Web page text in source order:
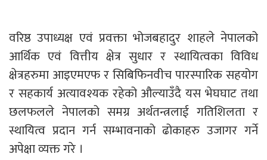
वरिष्ठ उपाध्यक्ष एवं प्रवक्ता भोजबहादुर शाहले नेपालको
आर्थिक एवं वित्तीय क्षेत्र सुधार र स्थायित्वका विविध
क्षेत्रहरुमा आइएमएफ र सिबिफिनवीच पारस्पारिक सहयोग
र सहकार्य अत्यावश्यक रहेको औल्याउँदै यस भेघघाट तथा
छलफलले नेपालको समग्र अर्थतन्त्रलाई गतिशिलता र
स्थायित्व प्रदान गर्न सम्भावनाको ढोकाहरु उजागर गर्ने
अपेक्षा व्यक्त गरे ।